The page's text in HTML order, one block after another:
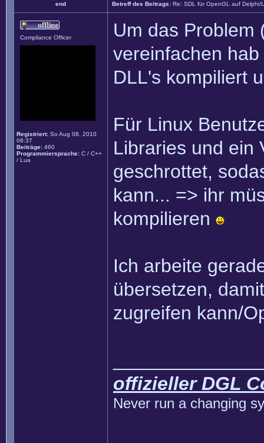
end Betreff des Beitrags: Re: SDL für OpenGL auf Delphi/
Compliance Officer
Registriert: So Aug 08, 2010
08:37
Beiträge: 460
Programmiersprache: C / C++
/ Lua
Um das Problem
vereinfachen
DLL's kompiliert
Für Linux
Libraries und ein
geschrottet,
kann... => ihr
kompilieren
Ich arbeite
übersetzen,
zugreifen kann/
offizieller DGL
Never run a changing